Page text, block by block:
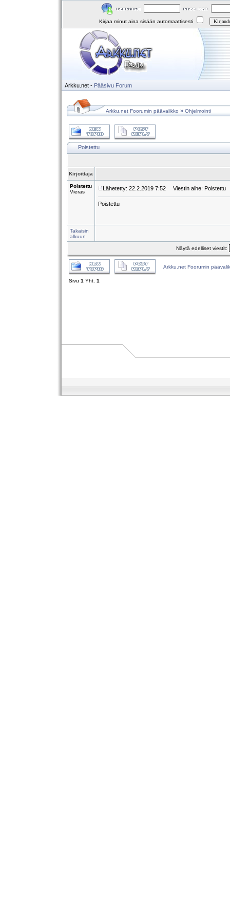
Kirjaa minut aina sisään automaattisesti
Arkku.net - Pääsivu Forum
Arkku.net Foorumin päävalikko » Ohjelmointi
Poistettu
Kirjoittaja
Poistettu
Vieras
Lähetetty: 22.2.2019 7:52 Viestin aihe: Poistettu
Poistettu
Takaisin
alkuun
Näytä edelliset viestit:
Arkku.net Foorumin
Sivu 1 Yht. 1